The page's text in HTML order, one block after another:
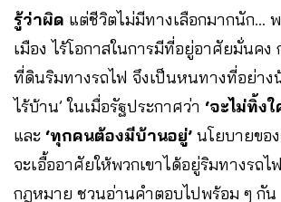
รู้ว่าผิด แต่ชีวิตไม่มีทางเลือกมากนัก…
เมือง ไร้โอกาสในการมีที่อยู่อาศัยมั่นคง
ที่ดินริมทางรถไฟ จึงเป็นหนทางที่อย่างน้
ไร้บ้าน’ ในเมื่อรัฐประกาศว่า ‘จะไม่ทิ้ง
และ ‘ทุกคนต้องมีบ้านอยู่’ นโยบายขอ
จะเอื้ออาศัยให้พวกเขาได้อยู่ริมทางรถไ
กฎหมาย ชวนอ่านคำตอบไปพร้อม ๆ กัน